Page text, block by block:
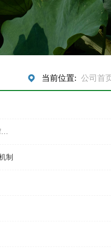
当前位置: 公司首
f…
制